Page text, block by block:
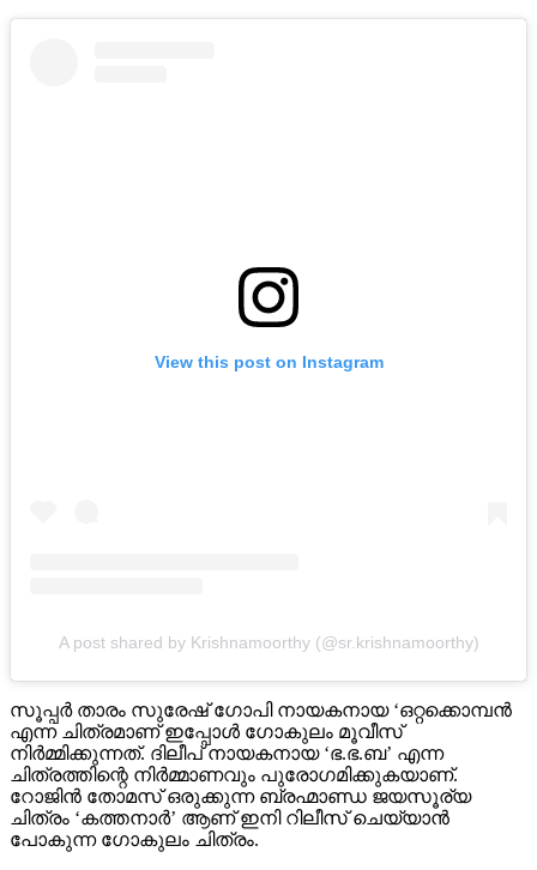
View this post on Instagram
A post shared by Krishnamoorthy (@sr.krishnamoorthy)
സൂപ്പർ താരം സുരേഷ് ഗോപി നായകനായ ‘ഒറ്റക്കൊമ്പൻ
എന്ന ചിത്രമാണ് ഇപ്പോൾ ഗോകുലം മൂവീസ്
നിർമ്മിക്കുന്നത്. ദിലീപ് നായകനായ ‘ഭ.ഭ.ബ’ എന്ന
ചിത്രത്തിന്റെ നിർമ്മാണവും പുരോഗമിക്കുകയാണ്.
റോജിൻ തോമസ് ഒരുക്കുന്ന ബ്രഹ്മാണ്ഡ ജയസൂര്യ
ചിത്രം ‘കത്തനാർ’ ആണ് ഇനി റിലീസ് ചെയ്യാൻ
പോകുന്ന ഗോകുലം ചിത്രം.